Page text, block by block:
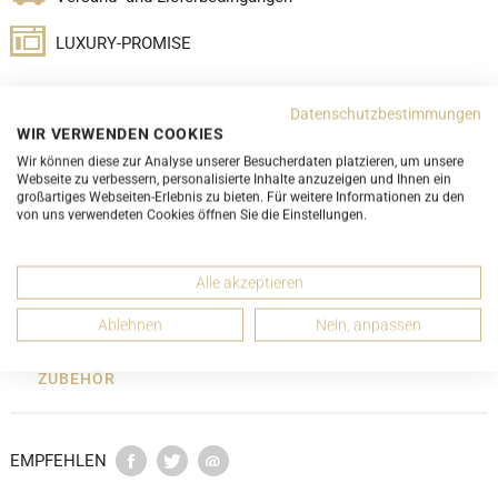
LUXURY-PROMISE
DETAILS
ZUSTANDSBESCHREIBUNG
ZUBEHÖR
EMPFEHLEN
Datenschutzbestimmungen
WIR VERWENDEN COOKIES
Wir können diese zur Analyse unserer Besucherdaten platzieren, um unsere
Webseite zu verbessern, personalisierte Inhalte anzuzeigen und Ihnen ein
großartiges Webseiten-Erlebnis zu bieten. Für weitere Informationen zu den
von uns verwendeten Cookies öffnen Sie die Einstellungen.
Alle akzeptieren
Ablehnen Nein, anpassen